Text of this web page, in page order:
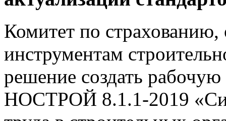
Комитет по
инструментам
решение создать
НОСТРОЙ 8.1.1-2019